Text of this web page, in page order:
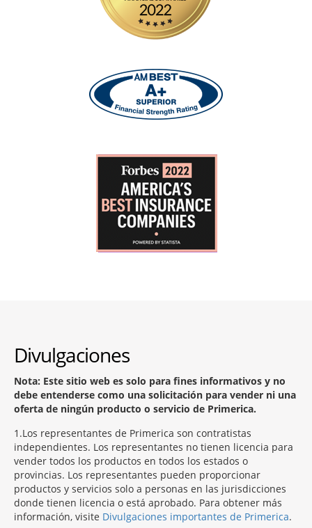
Divulgaciones
Nota: Este sitio web es solo para fines informativos y no
debe entenderse como una solicitación para vender ni una
oferta de ningún producto o servicio de Primerica.
1 Los representantes de Primerica son contratistas
independientes. Los representantes no tienen licencia para
vender todos los productos en todos los estados o
provincias. Los representantes pueden proporcionar
productos y servicios solo a personas en las jurisdicciones
donde tienen licencia o está aprobado. Para obtener más
información, visite Divulgaciones importantes de Primerica.